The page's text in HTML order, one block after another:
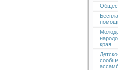
края